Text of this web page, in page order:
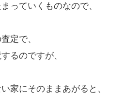
っていくものなので、
定で、
るのですが、
家にそのままあがると、